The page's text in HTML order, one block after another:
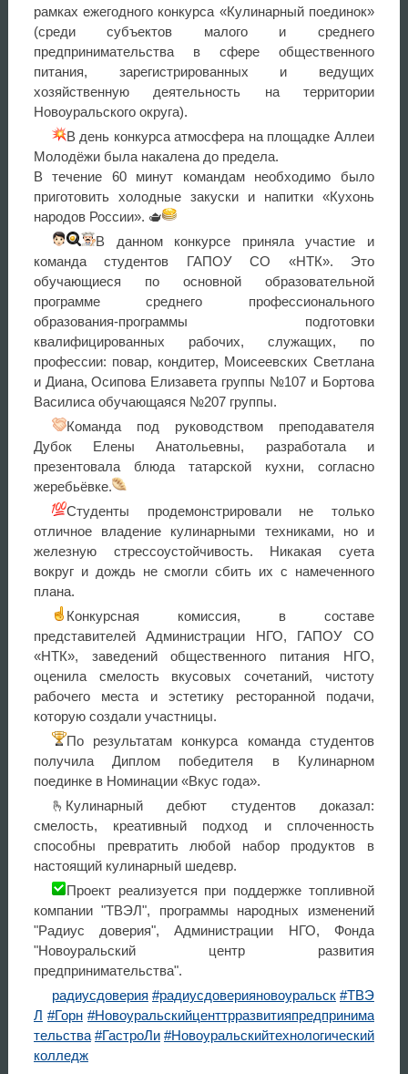
рамках ежегодного конкурса «Кулинарный поединок»
(среди субъектов малого и среднего
предпринимательства в сфере общественного
питания, зарегистрированных и ведущих
хозяйственную деятельность на территории
Новоуральского округа).
В день конкурса атмосфера на площадке Аллеи
Молодёжи была накалена до предела.
В течение 60 минут командам необходимо было
приготовить холодные закуски и напитки «Кухонь
народов России». 🫖
В данном конкурсе приняла участие и
команда студентов ГАПОУ СО «НТК». Это
обучающиеся по основной образовательной
программе среднего профессионального
образования-программы подготовки
квалифицированных рабочих, служащих, по
профессии: повар, кондитер, Моисеевских Светлана
и Диана, Осипова Елизавета группы №107 и Бортова
Василиса обучающаяся №207 группы.
Команда под руководством преподавателя
Дубок Елены Анатольевны, разработала и
презентовала блюда татарской кухни, согласно
жеребьёвке.
Студенты продемонстрировали не только
отличное владение кулинарными техниками, но и
железную стрессоустойчивость. Никакая суета
вокруг и дождь не смогли сбить их с намеченного
плана.
Конкурсная комиссия, в составе
представителей Администрации НГО, ГАПОУ СО
«НТК», заведений общественного питания НГО,
оценила смелость вкусовых сочетаний, чистоту
рабочего места и эстетику ресторанной подачи,
которую создали участницы.
По результатам конкурса команда студентов
получила Диплом победителя в Кулинарном
поединке в Номинации «Вкус года».
🫰Кулинарный дебют студентов доказал:
смелость, креативный подход и сплоченность
способны превратить любой набор продуктов в
настоящий кулинарный шедевр.
Проект реализуется при поддержке топливной
компании "ТВЭЛ", программы народных изменений
"Радиус доверия", Администрации НГО, Фонда
"Новоуральский центр развития
предпринимательства".
радиусдоверия #радиусдоверияновоуральск #ТВЭ
Л #Горн #Новоуральскийценттрразвитияпредпринима
тельства #ГастроЛи #Новоуральскийтехнологический
колледж